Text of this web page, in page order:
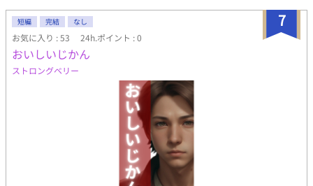
と人外とどれとも表記し辛いなにか。そして筆者が独学で集めて
偏見たっぷりに解釈し、好き勝手噛み砕いて掻き混ぜてエエ感じ
に膨らませた各自解釈等々々がふんだんに含まれています。この
物語はフィクションであり、現実の個人・団体・事件・政治・宗
教・国家とは何の関係もございません。 筆者の趣味と性癖を詰め
込んだら隙間のない地雷原でタップダンスを踊る羽目になりまし
た。前書きにて個別に注意は致しますが、この時点で嫌な予感が
した方は早急に離脱することをお勧めします。お口に合わないと
感じたらそっと電源ボタンかブラウザバックで見なかったことに
し、大至急お好みの他作品さまで口直しするのが良いかと思われ
ます。読後に不快感を示されましても、筆者は責任を負えませ
ん。よろしくお願いいたします。 ※著作権は放棄しておりません
ので転載等はお止めください。 えっちいの♡ えっちくてあぶない
7
短編 完結 なし
お気に入り : 53 24h.ポイント : 0
おいしいじかん
ストロングベリー